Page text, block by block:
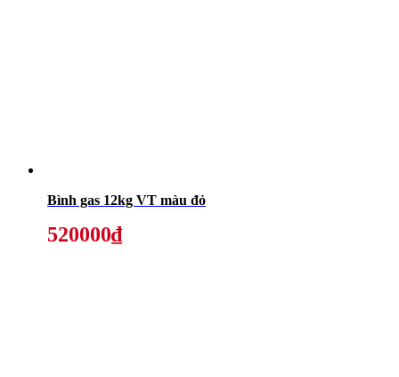
Bình gas 12kg VT màu đỏ
520000₫